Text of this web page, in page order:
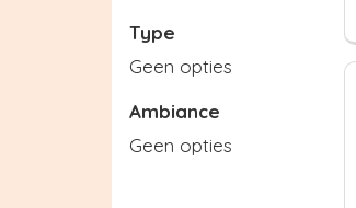
Type
Geen opties
Ambiance
Geen opties